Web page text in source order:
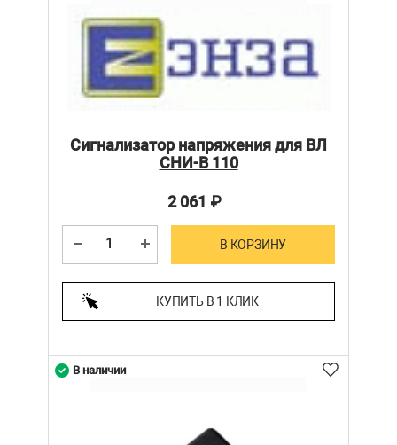
Сигнализатор напряжения для ВЛ
СНИ-В 110
2 061 ₽
В КОРЗИНУ
КУПИТЬ В 1 КЛИК
В наличии